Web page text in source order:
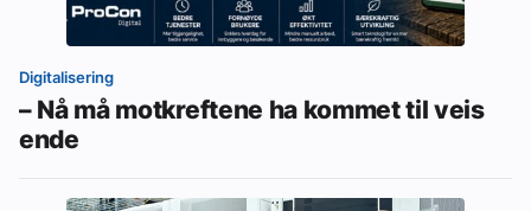
Digitalisering
– Nå må motkreftene ha kommet til veis
ende